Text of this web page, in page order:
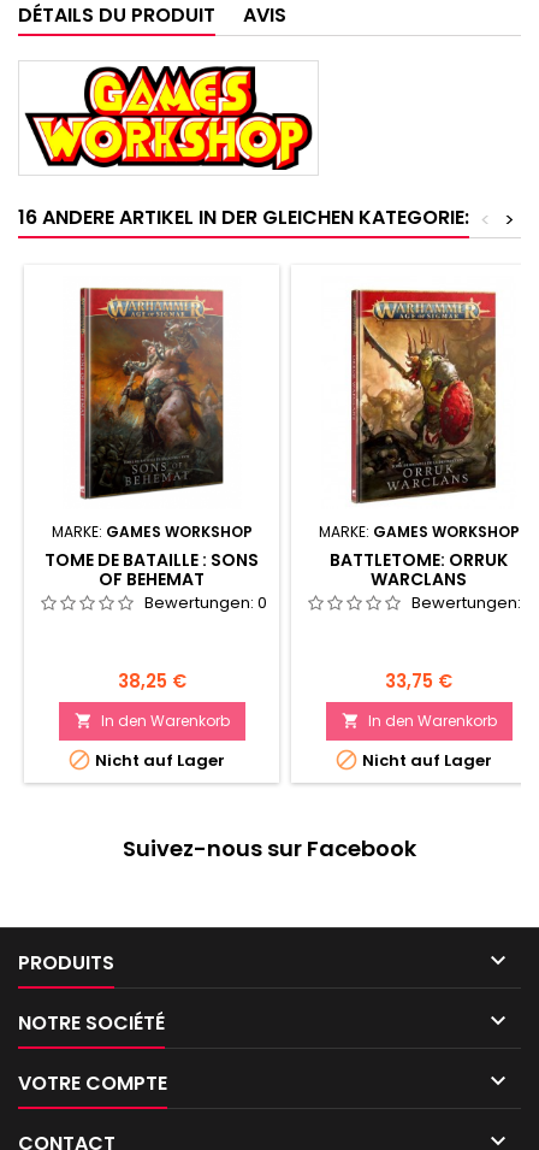
DÉTAILS DU PRODUIT AVIS
16 ANDERE ARTIKEL IN DER GLEICHEN KATEGORIE: >
<
MARKE: GAMES WORKSHOP
TOME DE BATAILLE : SONS
OF BEHEMAT
Bewertungen: 0
Preis
38,25 €
 In den Warenkorb
 Nicht auf Lager
MARKE: GAMES WORKSHOP
BATTLETOME: ORRUK
WARCLANS
Bewertungen:
Preis
33,75 €
 In den Warenkorb
 Nicht auf Lager
Suivez-nous sur Facebook
PRODUITS 
NOTRE SOCIÉTÉ 
VOTRE COMPTE 
CONTACT 